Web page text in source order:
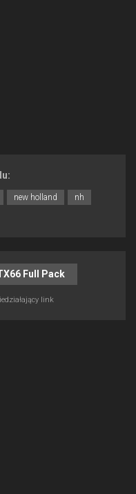
new holland
nh
Full Pack
link